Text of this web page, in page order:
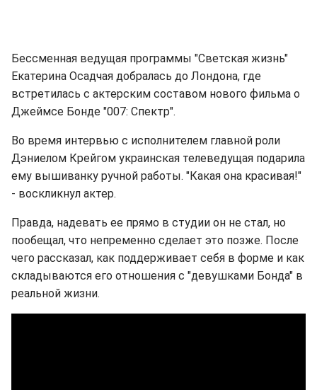
Бессменная ведущая программы "Светская жизнь"
Екатерина Осадчая добралась до Лондона, где
встретилась с актерским составом нового фильма о
Джеймсе Бонде "007: Спектр".
Во время интервью с исполнителем главной роли
Дэниелом Крейгом украинская телеведущая подарила
ему вышиванку ручной работы. "Какая она красивая!"
- воскликнул актер.
Правда, надевать ее прямо в студии он не стал, но
пообещал, что непременно сделает это позже. После
чего рассказал, как поддерживает себя в форме и как
складываются его отношения с "девушками Бонда" в
реальной жизни.